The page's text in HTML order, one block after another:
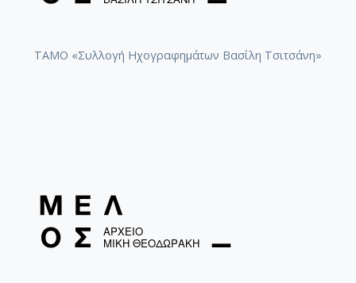
ΤΑΜΟ «Συλλογή Ηχογραφημάτων Βασίλη Τσιτσάνη»